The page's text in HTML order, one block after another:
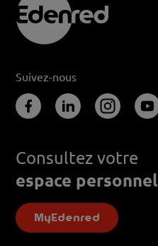
Suivez-nous
Consultez votre
espace personnel
MyEdenred